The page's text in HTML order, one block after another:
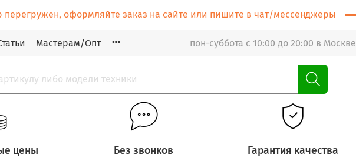
перегружен, оформляйте заказ на сайте или пишите в чат/мессенджеры
Мастерам/Опт пон-суббота с 10:00 до 20:00 в Москве
цены Без звонков Гарантия качества